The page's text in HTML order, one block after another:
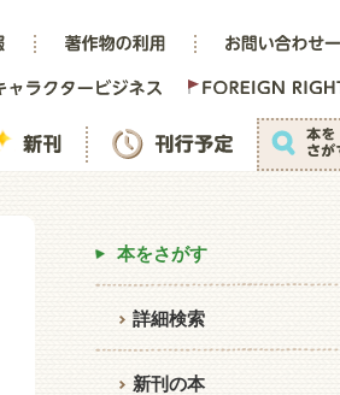
本をさがす
詳細検索
新刊の本